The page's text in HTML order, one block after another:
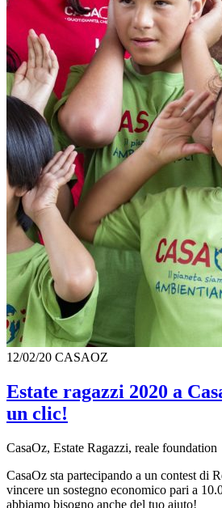
12/02/20 CASAOZ
Estate ragazzi 2020 a
un clic!
CasaOz, Estate Ragazzi, reale foundation
CasaOz sta partecipando a un contest di
vincere un sostegno economico pari a
abbiamo bisogno anche del tuo aiuto!